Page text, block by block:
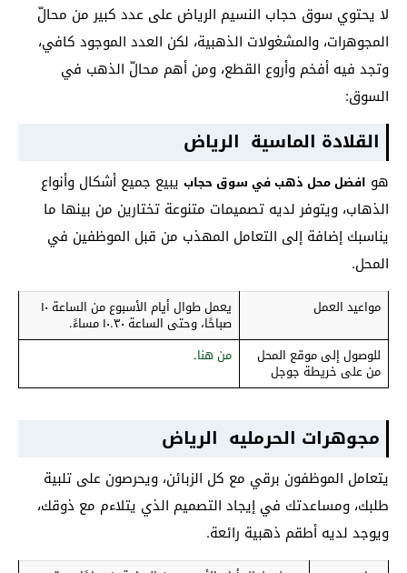
لا يحتوي سوق حجاب النسيم الرياض على عدد كبير من محالّ
المجوهرات، والمشغولات الذهبية، لكن العدد الموجود كافي،
وتجد فيه أفخم وأروع القطع، ومن أهم محالّ الذهب في
السوق:
القلادة الماسية الرياض
هو افضل محل ذهب في سوق حجاب يبيع جميع أشكال وأنواع
الذهاب، ويتوفر لديه تصميمات متنوعة تختارين من بينها ما
يناسبك إضافة إلى التعامل المهذب من قبل الموظفين في
المحل.
مواعيد العمل يعمل طوال أيام الأسبوع من الساعة ١٠
صباحًا، وحتى الساعة ١٠.٣٠ مساءً.
للوصول إلى موقع المحل
من على خريطة جوجل
من هنا.
مجوهرات الحرمليه الرياض
يتعامل الموظفون برقي مع كل الزبائن، ويحرصون على تلبية
طلبك، ومساعدتك في إيجاد التصميم الذي يتلاءم مع ذوقك،
ويوجد لديه أطقم ذهبية رائعة.